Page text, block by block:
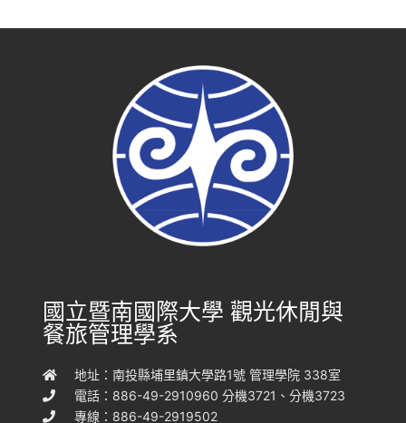
國立暨南國際大學 觀光休閒與
餐旅管理學系
地址：南投縣埔里鎮大學路1號 管理學院 338室
電話：886-49-2910960 分機3721、分機3723
專線：886-49-2919502